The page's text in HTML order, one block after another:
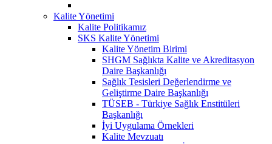
Kalite Yönetimi
Kalite Politikamız
SKS Kalite Yönetimi
Kalite Yönetim Birimi
SHGM Sağlıkta Kalite ve Akreditasyon
Daire Başkanlığı
Sağlık Tesisleri Değerlendirme ve
Geliştirme Daire Başkanlığı
TÜSEB - Türkiye Sağlık Enstitüleri
Başkanlığı
İyi Uygulama Örnekleri
Kalite Mevzuatı